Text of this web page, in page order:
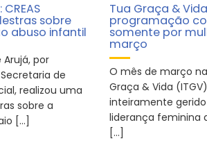
sobre
abuso infantil
por
de
realizou uma
sobre a
[…]
Tua Graça &
programação
somente por
março
O mês de março
Graça & Vida
inteiramente
liderança feminina
[…]